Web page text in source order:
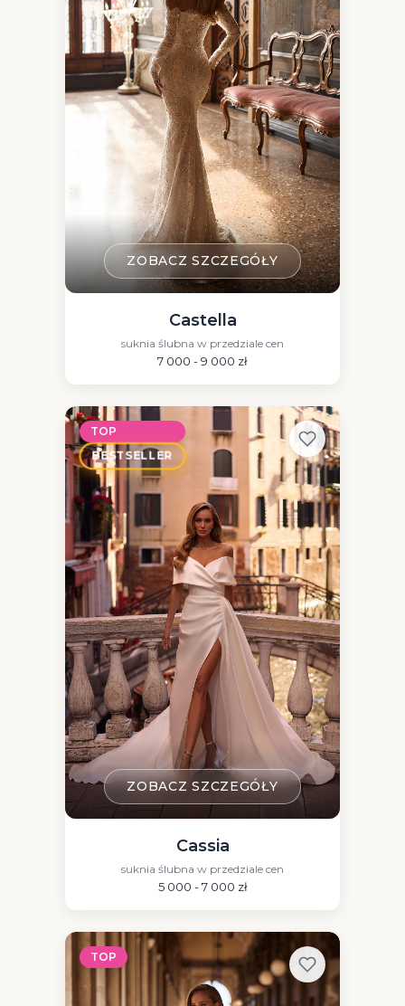
ZOBACZ SZCZEGÓŁY
Castella
suknia ślubna w przedziale cen
7 000 - 9 000 zł
TOP
BESTSELLER
ZOBACZ SZCZEGÓŁY
Cassia
suknia ślubna w przedziale cen
5 000 - 7 000 zł
TOP